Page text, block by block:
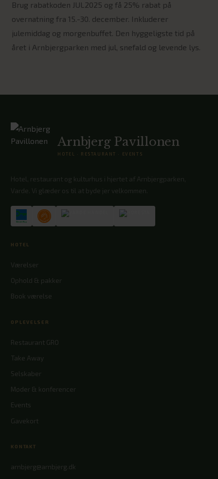
Brug rabatkoden JUL2025 og få 25% rabat på
overnatning fra 15.-30. december. Inkluderer
julemiddag og morgenbuffet. Den hyggeligste tid på
året i Arnbjergparken med jul, snefald og levende lys.
Arnbjerg Pavillonen
HOTEL · RESTAURANT · EVENTS
Hotel, restaurant og kulturhus i hjertet af Arnbjergparken,
Varde. Vi glæder os til at byde jer velkommen.
HOTEL
Værelser
Ophold & pakker
Book værelse
OPLEVELSER
Restaurant GRO
Take Away
Selskaber
Møder & konferencer
Events
Gavekort
KONTAKT
arnbjerg@arnbjerg.dk